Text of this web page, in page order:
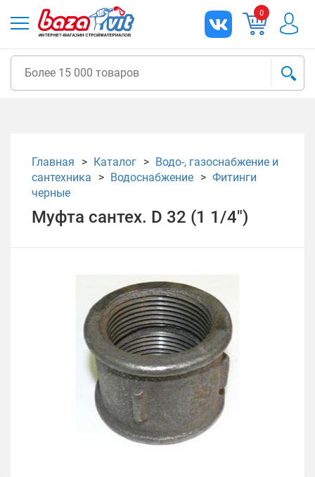
0
Главная Каталог
Водо-, газоснабжение и
сантехника
Водоснабжение
Фитинги
черные
Муфта сантех. D 32 (1 1/4")